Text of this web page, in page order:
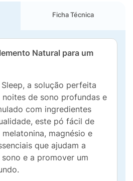
Ficha Técnica
Natural para um
a solução perfeita
noites de sono profundas e
com ingredientes
este pó fácil de
magnésio e
que ajudam a
e a promover um